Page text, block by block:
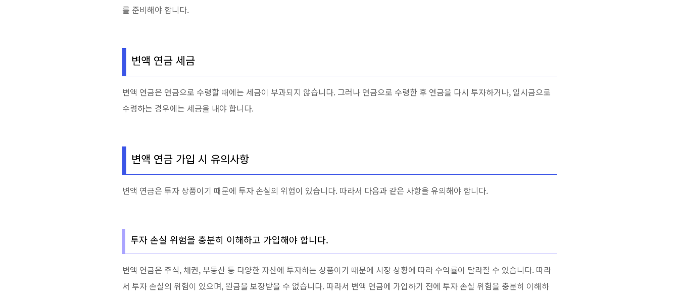
를 준비해야 합니다.
변액 연금 세금
변액 연금은 연금으로 수령할 때에는 세금이 부과되지 않습니다. 그러나 연금으로 수령한 후 연금을 다시 투자하거나, 일시금으로
수령하는 경우에는 세금을 내야 합니다.
변액 연금 가입 시 유의사항
변액 연금은 투자 상품이기 때문에 투자 손실의 위험이 있습니다. 따라서 다음과 같은 사항을 유의해야 합니다.
투자 손실 위험을 충분히 이해하고 가입해야 합니다.
변액 연금은 주식, 채권, 부동산 등 다양한 자산에 투자하는 상품이기 때문에 시장 상황에 따라 수익률이 달라질 수 있습니다. 따라
서 투자 손실의 위험이 있으며, 원금을 보장받을 수 없습니다. 따라서 변액 연금에 가입하기 전에 투자 손실 위험을 충분히 이해하